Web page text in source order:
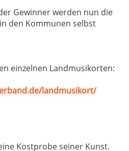
Gewinner werden nun die
den Kommunen selbst
einzelnen Landmusikorten:
landmusikort/
Kostprobe seiner Kunst.